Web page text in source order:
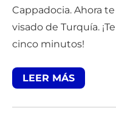
Cappadocia. Ahora
visado de Turquía.
cinco minutos!
LEER MÁS